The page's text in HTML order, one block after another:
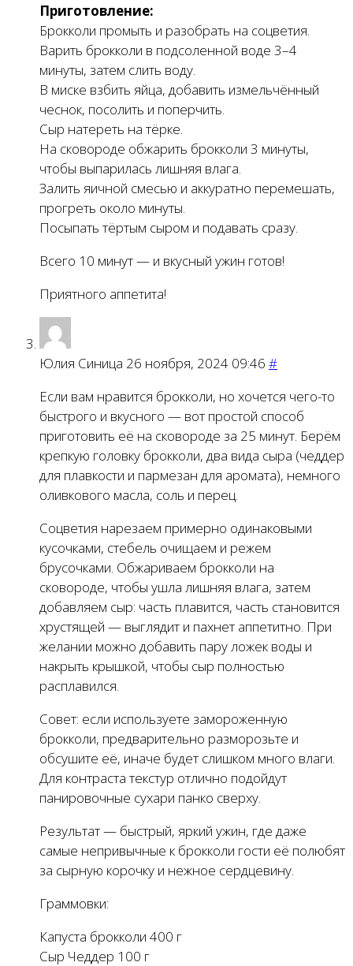
Приготовление:
Брокколи промыть и разобрать на соцветия.
Варить брокколи в подсоленной воде 3–4
минуты, затем слить воду.
В миске взбить яйца, добавить измельчённый
чеснок, посолить и поперчить.
Сыр натереть на тёрке.
На сковороде обжарить брокколи 3 минуты,
чтобы выпарилась лишняя влага.
Залить яичной смесью и аккуратно перемешать,
прогреть около минуты.
Посыпать тёртым сыром и подавать сразу.
Всего 10 минут — и вкусный ужин готов!
Приятного аппетита!
Юлия Синица 26 ноября, 2024 09:46 #
Если вам нравится брокколи, но хочется чего-то
быстрого и вкусного — вот простой способ
приготовить её на сковороде за 25 минут. Берём
крепкую головку брокколи, два вида сыра (чеддер
для плавкости и пармезан для аромата), немного
оливкового масла, соль и перец.
Соцветия нарезаем примерно одинаковыми
кусочками, стебель очищаем и режем
брусочками. Обжариваем брокколи на
сковороде, чтобы ушла лишняя влага, затем
добавляем сыр: часть плавится, часть становится
хрустящей — выглядит и пахнет аппетитно. При
желании можно добавить пару ложек воды и
накрыть крышкой, чтобы сыр полностью
расплавился.
Совет: если используете замороженную
брокколи, предварительно разморозьте и
обсушите её, иначе будет слишком много влаги.
Для контраста текстур отлично подойдут
панировочные сухари панко сверху.
Результат — быстрый, яркий ужин, где даже
самые непривычные к брокколи гости её полюбят
за сырную корочку и нежное сердцевину.
Граммовки:
Капуста брокколи 400 г
Сыр Чеддер 100 г